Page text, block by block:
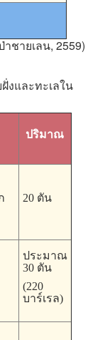
ชายเลน, 2559)
และทะเลใน
ปริมาณ
20 ตัน
ประมาณ
30 ตัน
(220
บาร์เรล)